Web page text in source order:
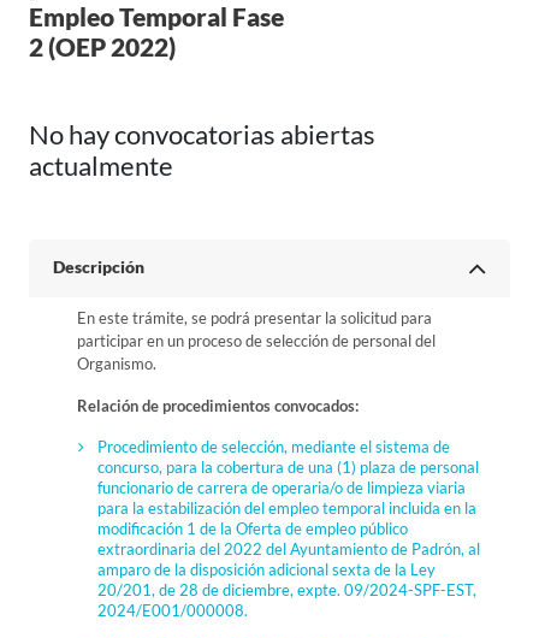
Empleo Temporal Fase
2 (OEP 2022)
No hay convocatorias abiertas
actualmente
Descripción
En este trámite, se podrá presentar la solicitud para
participar en un proceso de selección de personal del
Organismo.
Relación de procedimientos convocados:
Procedimiento de selección, mediante el sistema de
concurso, para la cobertura de una (1) plaza de personal
funcionario de carrera de operaria/o de limpieza viaria
para la estabilización del empleo temporal incluida en la
modificación 1 de la Oferta de empleo público
extraordinaria del 2022 del Ayuntamiento de Padrón, al
amparo de la disposición adicional sexta de la Ley
20/201, de 28 de diciembre, expte. 09/2024-SPF-EST,
2024/E001/000008.